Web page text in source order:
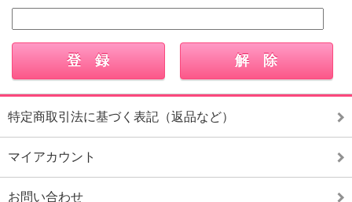
特定商取引法に基づく表記（返品など）
マイアカウント
お問い合わせ